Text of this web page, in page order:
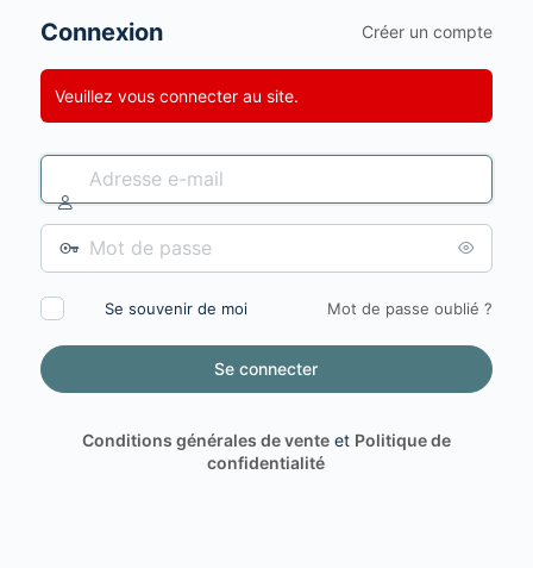
Connexion Créer un compte
Veuillez vous connecter au site.
Adresse
mail
Mot
Se souvenir de moi Mot de passe oublié ?
Conditions générales de venteet Politique de
confidentialité